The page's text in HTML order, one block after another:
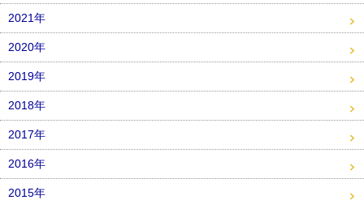
2021年
2020年
2019年
2018年
2017年
2016年
2015年